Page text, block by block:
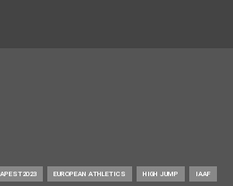
EUROPEAN ATHLETICS HIGH JUMP IAAF